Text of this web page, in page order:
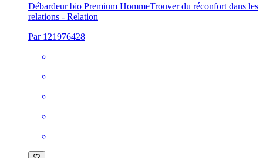
Débardeur bio Premium HommeTrouver du réconfort dans les
relations - Relation
Par 121976428